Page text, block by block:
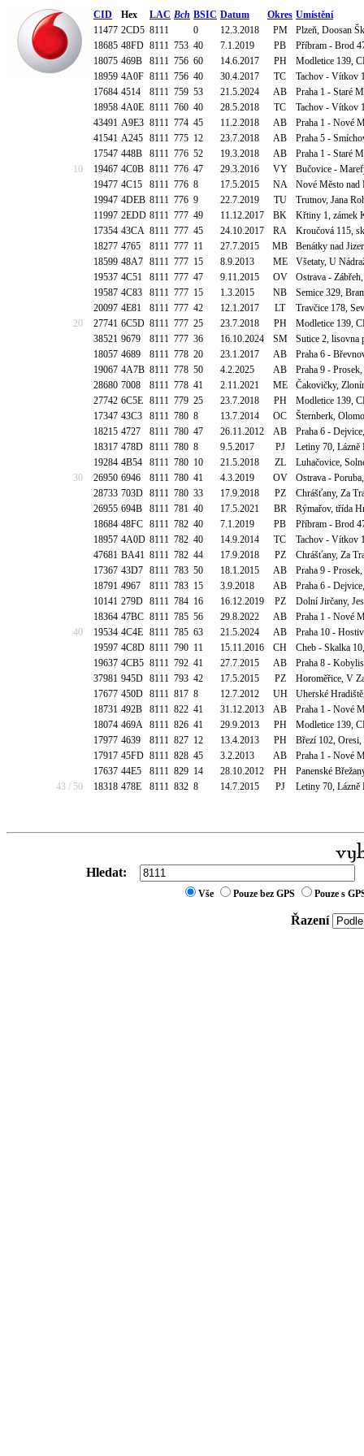
CID Hex LAC Bch BSIC Datum Okres Umístění
11477 2CD5 8111 0 12.3.2018 PM
Plzeň, Doosan
18685 48FD 8111 753 40 7.1.2019 PB
Příbram - Brod
18075 469B 8111 756 60 14.6.2017 PH
Modletice 139,
18959 4A0F 8111 756 40 30.4.2017 TC
Tachov - Vítkov
17684 4514 8111 759 53 21.5.2024 AB
Praha 1 - Staré
18958 4A0E 8111 760 40 28.5.2018 TC
Tachov - Vítkov
43491 A9E3 8111 774 45 11.2.2018 AB
Praha 1 - Nové
41541 A245 8111 775 12 23.7.2018 AB
Praha 5 -
17547 448B 8111 776 52 19.3.2018 AB
Praha 1 - Staré
10
19467 4C0B 8111 776 47 29.3.2016 VY
Bučovice -
19477 4C15 8111 776 8 17.5.2015 NA
Nové Město nad
19947 4DEB 8111 776 9 22.7.2019 TU
Trutnov, Jana
11997 2EDD 8111 777 49 11.12.2017 BK
Křtiny 1, zámek
17354 43CA 8111 777 45 24.10.2017 RA
Kroučová 115,
18277 4765 8111 777 11 27.7.2015 MB
Benátky nad
18599 48A7 8111 777 15 8.9.2013 ME
Všetaty, U
19537 4C51 8111 777 47 9.11.2015 OV
Ostrava -
19587 4C83 8111 777 15 1.3.2015 NB
Semice 329,
20097 4E81 8111 777 42 12.1.2017 LT
Travčice 178,
20
27741 6C5D 8111 777 25 23.7.2018 PH
Modletice 139,
38521 9679 8111 777 36 16.10.2024 SM
Sutice 2, lisovna
18057 4689 8111 778 20 23.1.2017 AB
Praha 6 -
19067 4A7B 8111 778 50 4.2.2025 AB
Praha 9 -
28680 7008 8111 778 41 2.11.2021 ME
Čakovičky,
27742 6C5E 8111 779 25 23.7.2018 PH
Modletice 139,
17347 43C3 8111 780 8 13.7.2014 OC
Šternberk,
18215 4727 8111 780 47 26.11.2012 AB
Praha 6 -
18317 478D 8111 780 8 9.5.2017 PJ
Letiny 70, Lázně
19284 4B54 8111 780 10 21.5.2018 ZL
Luhačovice,
30
26950 6946 8111 780 41 4.3.2019 OV
Ostrava -
28733 703D 8111 780 33 17.9.2018 PZ
Chrášťany, Za
26955 694B 8111 781 40 17.5.2021 BR
Rýmařov, třída
18684 48FC 8111 782 40 7.1.2019 PB
Příbram - Brod
18957 4A0D 8111 782 40 14.9.2014 TC
Tachov - Vítkov
47681 BA41 8111 782 44 17.9.2018 PZ
Chrášťany, Za
17367 43D7 8111 783 50 18.1.2015 AB
Praha 9 -
18791 4967 8111 783 15 3.9.2018 AB
Praha 6 -
10141 279D 8111 784 16 16.12.2019 PZ
Dolní Jirčany,
18364 47BC 8111 785 56 29.8.2022 AB
Praha 1 - Nové
40
19534 4C4E 8111 785 63 21.5.2024 AB
Praha 10 -
19597 4C8D 8111 790 11 15.11.2016 CH
Cheb - Skalka
19637 4CB5 8111 792 41 27.7.2015 AB
Praha 8 -
37981 945D 8111 793 42 17.5.2015 PZ
Horoměřice, V
17677 450D 8111 817 8 12.7.2012 UH
Uherské
18731 492B 8111 822 41 31.12.2013 AB
Praha 1 - Nové
18074 469A 8111 826 41 29.9.2013 PH
Modletice 139,
17977 4639 8111 827 12 13.4.2013 PH
Březí 102,
17917 45FD 8111 828 45 3.2.2013 AB
Praha 1 - Nové
17637 44E5 8111 829 14 28.10.2012 PH
Panenské
43 / 50
18318 478E 8111 832 8 14.7.2015 PJ Letiny 70, Lázně
Hledat:
Vše Pouze bez GPS Pouze s
Řazení